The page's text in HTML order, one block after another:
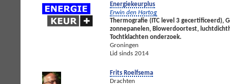
Energiekeurplus
Erwin den Hartog
Thermografie (ITC level 3 gecertificeerd),
zonnepanelen, Blowerdoortest,
Tochtklachten onderzoek.
Groningen
Lid sinds 2014
Frits Roelfsema
Drachten